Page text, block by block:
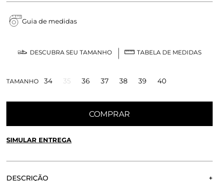
Guia de medidas
DESCUBRA SEU TAMANHO TABELA DE MEDIDAS
TAMANHO 34 35 36 37 38 39 40
COMPRAR
SIMULAR ENTREGA
DESCRIÇÃO